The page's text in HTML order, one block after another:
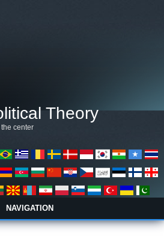
Theory
center
NAVIGATION